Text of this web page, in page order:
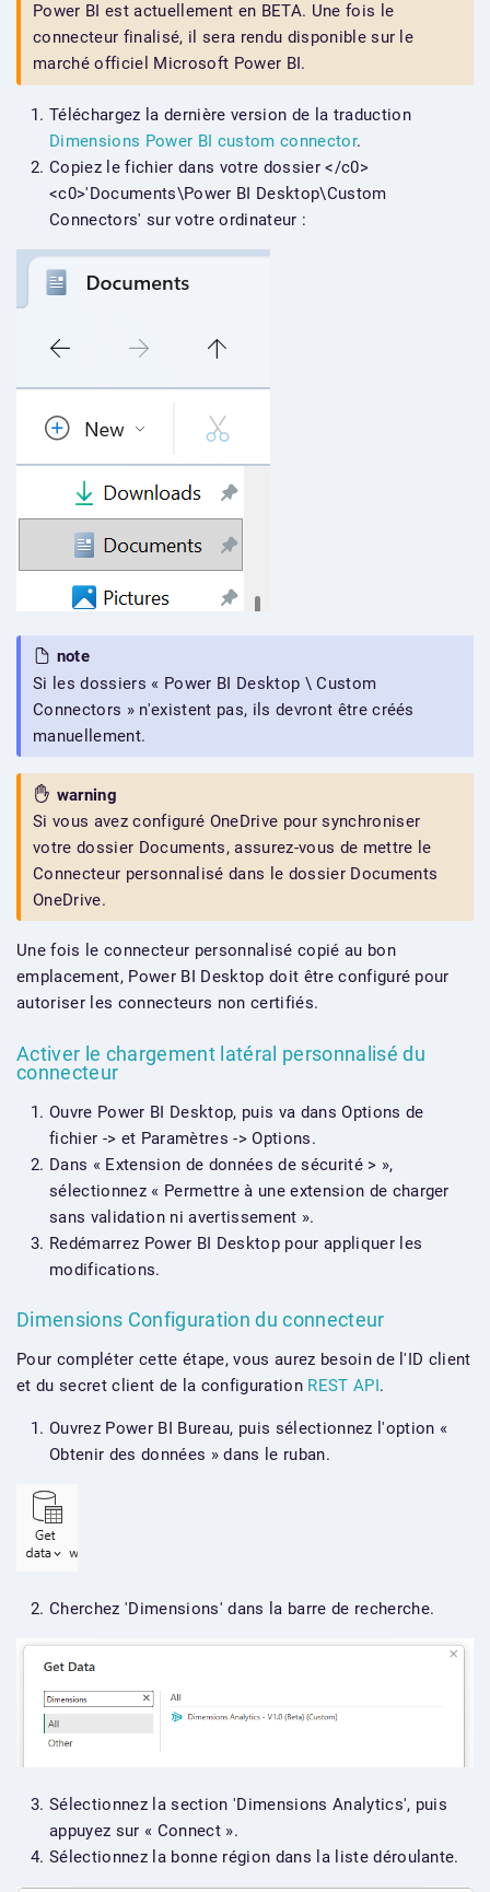
Power BI est actuellement en BETA. Une fois le
connecteur finalisé, il sera rendu disponible sur le
marché officiel Microsoft Power BI.
Téléchargez la dernière version de la traduction
Dimensions Power BI custom connector.
Copiez le fichier dans votre dossier </c0>
<c0>'Documents\Power BI Desktop\Custom
Connectors' sur votre ordinateur :
note
Si les dossiers « Power BI Desktop \ Custom
Connectors » n'existent pas, ils devront être créés
manuellement.
warning
Si vous avez configuré OneDrive pour synchroniser
votre dossier Documents, assurez-vous de mettre le
Connecteur personnalisé dans le dossier Documents
OneDrive.
Une fois le connecteur personnalisé copié au bon
emplacement, Power BI Desktop doit être configuré pour
autoriser les connecteurs non certifiés.
Activer le chargement latéral personnalisé du
connecteur
Ouvre Power BI Desktop, puis va dans Options de
fichier -> et Paramètres -> Options.
Dans « Extension de données de sécurité > »,
sélectionnez « Permettre à une extension de charger
sans validation ni avertissement ».
Redémarrez Power BI Desktop pour appliquer les
modifications.
Dimensions Configuration du connecteur
Pour compléter cette étape, vous aurez besoin de l'ID client
et du secret client de la configuration REST API.
Ouvrez Power BI Bureau, puis sélectionnez l'option «
Obtenir des données » dans le ruban.
Cherchez 'Dimensions' dans la barre de recherche.
Sélectionnez la section 'Dimensions Analytics', puis
appuyez sur « Connect ».
Sélectionnez la bonne région dans la liste déroulante.